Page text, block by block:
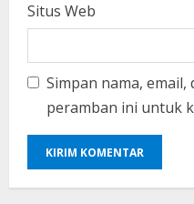
Situs Web
Simpan nama, email,
peramban ini untuk